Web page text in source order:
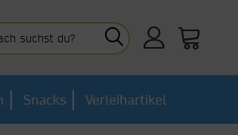
Snacks Verleihartikel